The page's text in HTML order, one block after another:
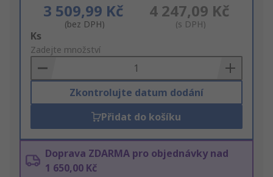
3 509,99 Kč
(bez DPH)
4 247,09 Kč
(s DPH)
Add
to
Basket
Ks
Zadejte množství
Zkontrolujte datum dodání
Přidat do košíku
Doprava ZDARMA pro objednávky nad
1 650,00 Kč